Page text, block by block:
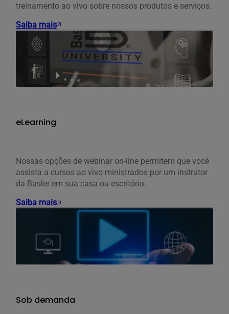
treinamento ao vivo sobre nossos produtos e serviços.
Saiba mais
eLearning
Nossas opções de webinar on-line permitem que você
assista a cursos ao vivo ministrados por um instrutor
da Basler em sua casa ou escritório.
Saiba mais
Sob demanda